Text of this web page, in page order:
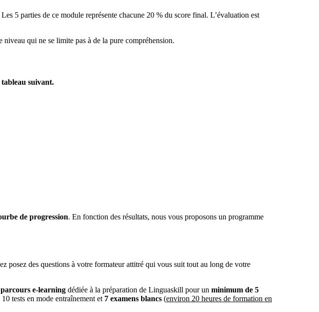
Les 5 parties de ce module représente chacune 20 % du score final. L’évaluation est
qui ne se limite pas à de la pure compréhension.
tableau suivant.
de progression. En fonction des résultats, nous vous proposons un programme
posez des questions à votre formateur attitré qui vous suit tout au long de votre
parcours e-learning dédiée à la préparation de Linguaskill pour un minimum de 5
tests en mode entraînement et 7 examens blancs (environ 20 heures de formation en